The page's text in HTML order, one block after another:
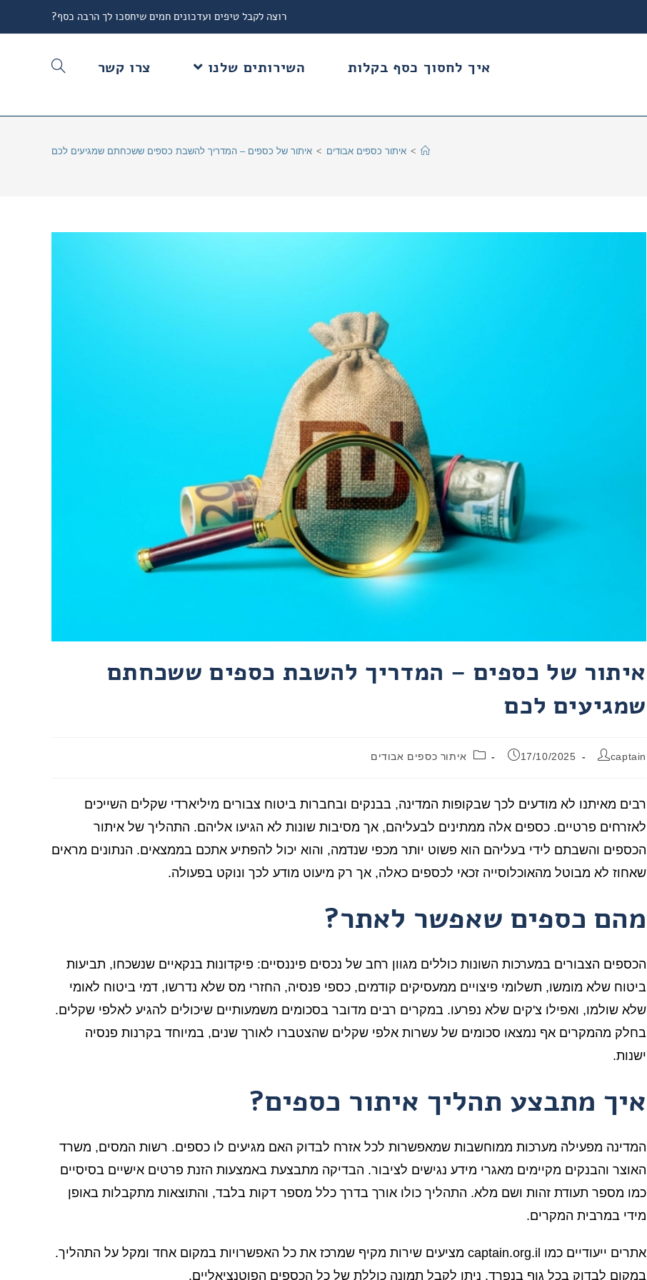
רוצה לקבל טיפים ועדכונים חמים שיחסכו לך הרבה כסף?
איך לחסוך כסף בקלות השירותים שלנו צרו קשר
> איתור כספים אבודים > איתור של כספים – המדריך להשבת כספים ששכחתם שמגיעים לכם
איתור של כספים – המדריך להשבת כספים ששכחתם
שמגיעים לכם
captain
17/10/2025 איתור כספים אבודים
רבים מאיתנו לא מודעים לכך שבקופות המדינה, בבנקים ובחברות ביטוח צבורים מיליארדי שקלים השייכים
לאזרחים פרטיים. כספים אלה ממתינים לבעליהם, אך מסיבות שונות לא הגיעו אליהם. התהליך של איתור
הכספים והשבתם לידי בעליהם הוא פשוט יותר מכפי שנדמה, והוא יכול להפתיע אתכם בממצאים. הנתונים מראים
שאחוז לא מבוטל מהאוכלוסייה זכאי לכספים כאלה, אך רק מיעוט מודע לכך ונוקט בפעולה.
מהם כספים שאפשר לאתר?
הכספים הצבורים במערכות השונות כוללים מגוון רחב של נכסים פיננסיים: פיקדונות בנקאיים שנשכחו, תביעות
ביטוח שלא מומשו, תשלומי פיצויים ממעסיקים קודמים, כספי פנסיה, החזרי מס שלא נדרשו, דמי ביטוח לאומי
שלא שולמו, ואפילו צ'קים שלא נפרעו. במקרים רבים מדובר בסכומים משמעותיים שיכולים להגיע לאלפי שקלים.
בחלק מהמקרים אף נמצאו סכומים של עשרות אלפי שקלים שהצטברו לאורך שנים, במיוחד בקרנות פנסיה
ישנות.
איך מתבצע תהליך איתור כספים?
המדינה מפעילה מערכות ממוחשבות שמאפשרות לכל אזרח לבדוק האם מגיעים לו כספים. רשות המסים, משרד
האוצר והבנקים מקיימים מאגרי מידע נגישים לציבור. הבדיקה מתבצעת באמצעות הזנת פרטים אישיים בסיסיים
כמו מספר תעודת זהות ושם מלא. התהליך כולו אורך בדרך כלל מספר דקות בלבד, והתוצאות מתקבלות באופן
מידי במרבית המקרים.
אתרים ייעודיים כמו captain.org.il מציעים שירות מקיף שמרכז את כל האפשרויות במקום אחד ומקל על התהליך.
במקום לבדוק בכל גוף בנפרד, ניתן לקבל תמונה כוללת של כל הכספים הפוטנציאליים.